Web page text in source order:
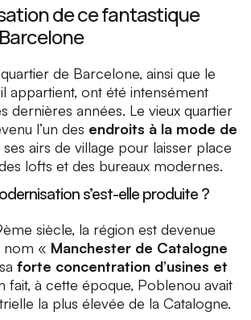
de ce fantastique
de Barcelone, ainsi que le
appartient, ont été intensément
dernières années. Le vieux quartier
l’un des endroits à la mode de
ses airs de village pour laisser place
lofts et des bureaux modernes.
s’est-elle produite ?
siècle, la région est devenue
nom « Manchester de Catalogne
forte concentration d’usines et
fait, à cette époque, Poblenou avait
la plus élevée de la Catalogne.